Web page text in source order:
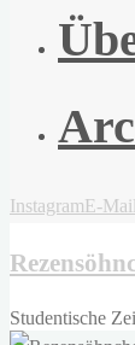
InstagramE-Mail
Studentische